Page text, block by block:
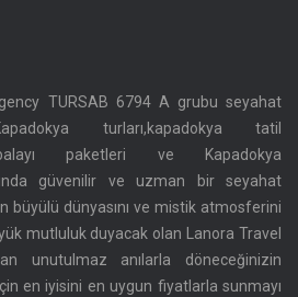
TURSAB 6794 A grubu seyahat
turları,kapadokya tatil
balayı paketleri ve Kapadokya
güvenilir ve uzman bir seyahat
büyülü dünyasını ve mistik atmosferini
mutluluk duyacak olan Lanora Travel
unutulmaz anılarla döneceğinizin
en iyisini en uygun fiyatlarla sunmayı